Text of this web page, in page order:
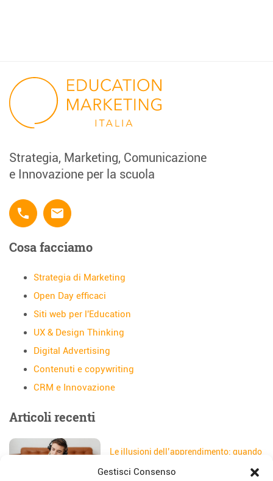
Gestisci Consenso
Strategia, Marketing, Comunicazione
e Innovazione per la scuola
phone email
Cosa facciamo
Strategia di Marketing
Open Day efficaci
Siti web per l'Education
UX & Design Thinking
Digital Advertising
Contenuti e copywriting
CRM e Innovazione
Articoli recenti
Le illusioni dell’apprendimento: quando
Data:5 Agosto 2026